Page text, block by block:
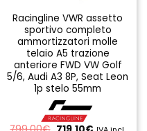
Racingline VWR assetto
sportivo completo
ammortizzatori molle
telaio A5 trazione
anteriore FWD VW Golf
5/6, Audi A3 8P, Seat Leon
1p stelo 55mm